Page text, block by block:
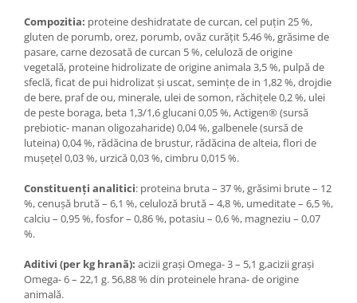
Compozitia: proteine deshidratate de curcan, cel puţin 25 %,
gluten de porumb, orez, porumb,ovăz curăţit 5,46 %, grăsime de
pasare,carne dezosată de curcan 5 %, celuloză de origine
vegetală, proteine hidrolizate de origine animala 3,5 %, pulpă de
sfeclă, ficat de pui hidrolizat şi uscat,semințe de in 1,82 %,drojdie
de bere, praf de ou, minerale, ulei de somon, răchiţele 0,2 %, ulei
de peste boraga, beta 1,3/1,6 glucani 0,05 %, Actigen® (sursă
prebiotic- manan oligozaharide) 0,04 %,galbenele (sursă de
luteina) 0,04 %, rădăcina de brustur, rădăcina de alteia,flori de
muşeţel 0,03 %, urzică 0,03 %, cimbru 0,015 %.
Constituenţi analitici: proteina bruta – 37 %, grăsimi brute – 12
%, cenuşă brută – 6,1 %, celuloză brută – 4,8 %, umeditate – 6,5 %,
calciu – 0,95 %, fosfor – 0,86 %, potasiu – 0,6 %, magneziu – 0,07
%.
Aditivi (per kg hrană): acizii graşi Omega- 3 – 5,1 g,acizii grași
Omega- 6 – 22,1 g. 56,88 % din proteinele hrana- de origine
animală.